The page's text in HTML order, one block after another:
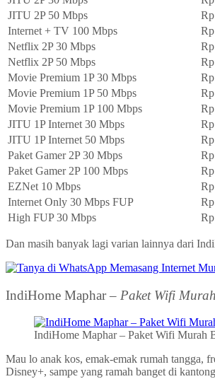
JITU 2P 50 Mbps
Internet + TV 100 Mbps
Netflix 2P 30 Mbps
Netflix 2P 50 Mbps
Movie Premium 1P 30 Mbps
Movie Premium 1P 50 Mbps
Movie Premium 1P 100 Mbps
JITU 1P Internet 30 Mbps
JITU 1P Internet 50 Mbps
Paket Gamer 2P 30 Mbps
Paket Gamer 2P 100 Mbps
EZNet 10 Mbps
Internet Only 30 Mbps FUP
High FUP 30 Mbps
Dan masih banyak lagi varian lainnya dari
IndiHome Maphar – Paket Wifi Murah
IndiHome Maphar – Paket Wifi Murah
Mau lo anak kos, emak-emak rumah tangga,
Disney+, sampe yang ramah banget di